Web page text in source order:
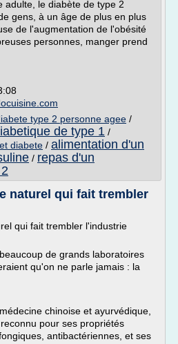
adulte, le diabète de type 2
gens, à un âge de plus en plus
de l'augmentation de l'obésité
personnes, manger prend
type 2 personne agee /
de type 1 /
diabete / alimentation d'un
/ repas d'un
naturel qui fait trembler
qui fait trembler l'industrie
de grands laboratoires
qu'on ne parle jamais : la
chinoise et ayurvédique,
pour ses propriétés
antibactériennes, et ses